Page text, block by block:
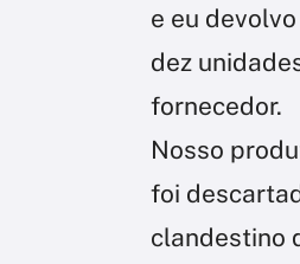
e eu
dez
fornecedor.
Nosso
foi
clandestino